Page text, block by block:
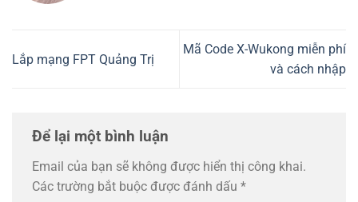
Lắp mạng FPT Quảng Trị
Mã Code X-Wukong miễn phí
và cách nhập
Để lại một bình luận
Email của bạn sẽ không được hiển thị công khai.
Các trường bắt buộc được đánh dấu *